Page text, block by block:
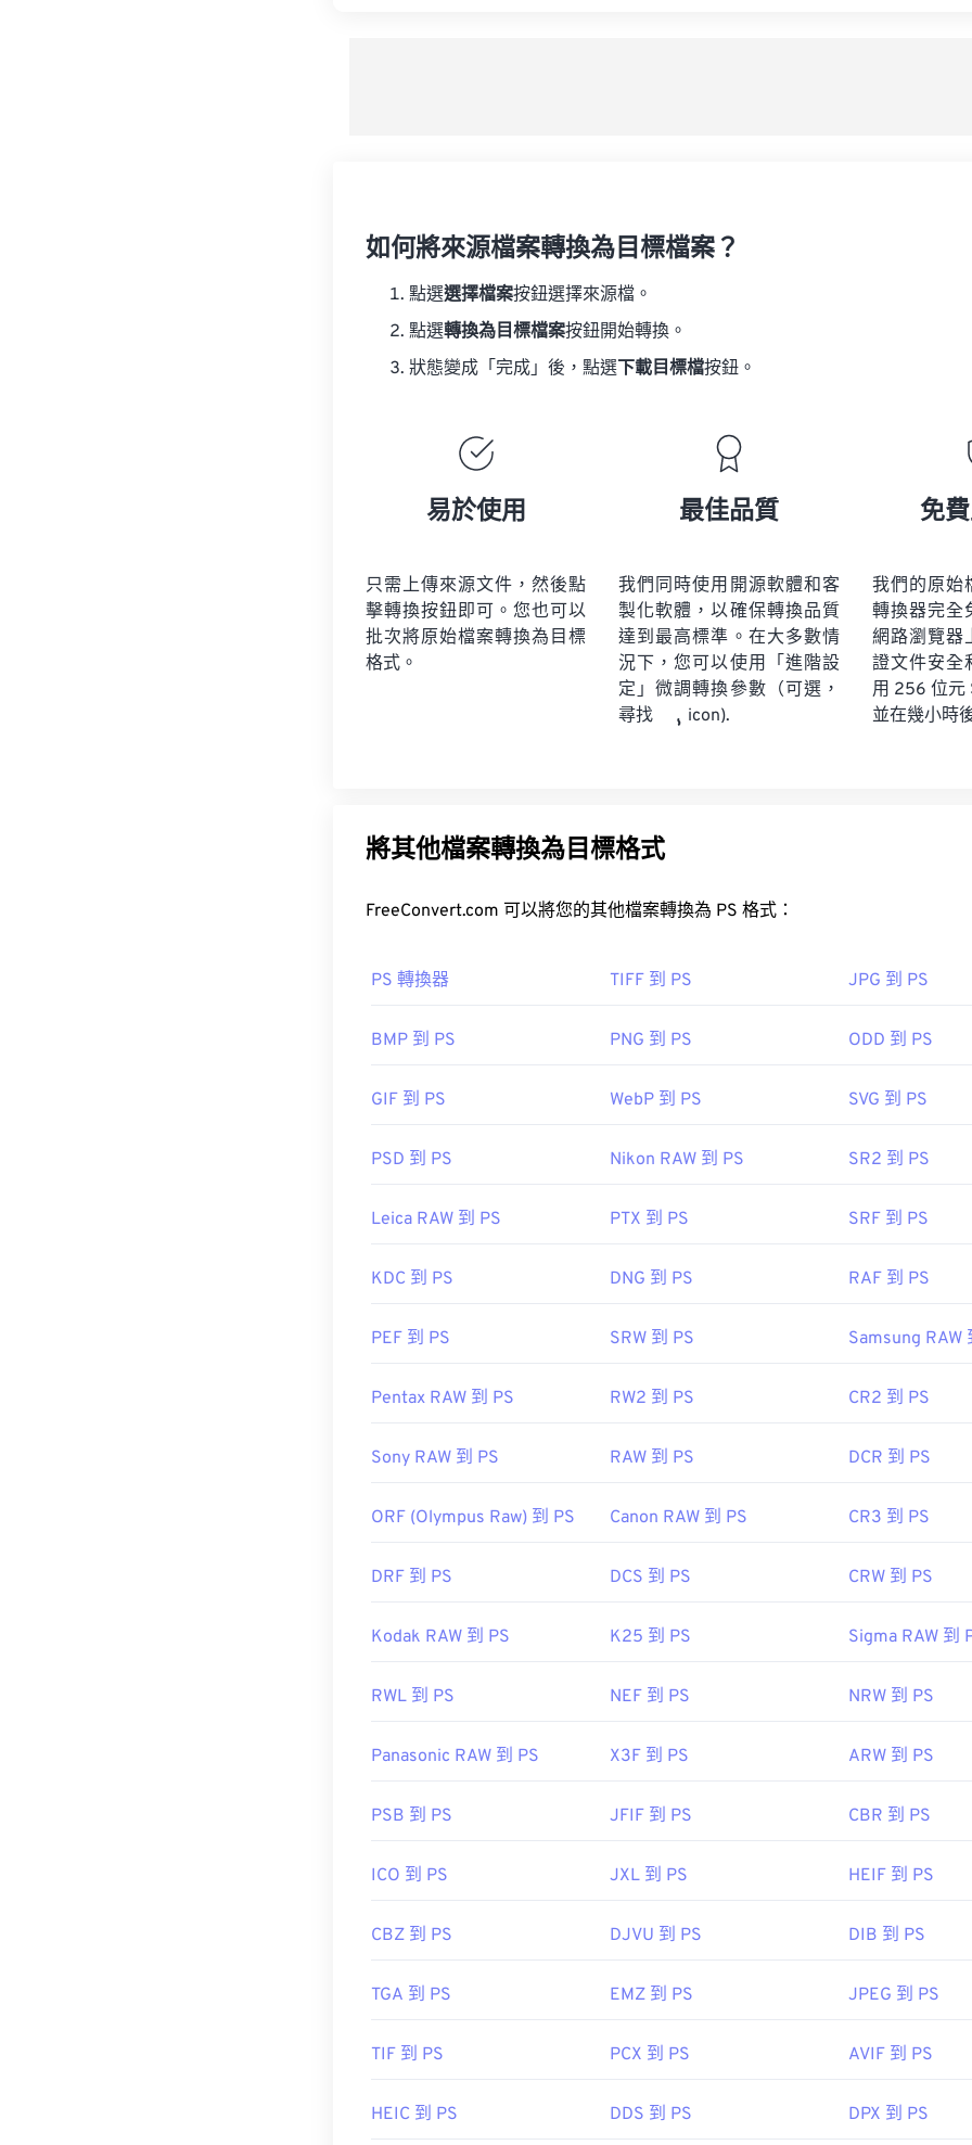
如何將來源檔案轉換為目標檔案？
點選選擇檔案按鈕選擇來源檔。
點選轉換為目標檔案按鈕開始轉換。
狀態變成「完成」後，點選 下載目標檔按鈕。
易於使用
只需上傳來源文件，然後點
擊轉換按鈕即可。您也可以
批次將原始檔案轉換為目標
格式。
最佳品質
我們同時使用開源軟體和客
製化軟體，以確保轉換品質
達到最高標準。在大多數情
況下，您可以使用「進階設
定」微調轉換參數（可選，
尋找
icon).
免
我們的原始
轉換器完全
網路瀏覽器
證文件安全
用 256 位元
並在幾小時
將其他檔案轉換為目標格式
FreeConvert.com 可以將您的其他檔案轉換為 PS 格式：
PS 轉換器 TIFF 到 PS JPG 到 PS
BMP 到 PS PNG 到 PS ODD 到 PS
GIF 到 PS WebP 到 PS SVG 到 PS
PSD 到 PS Nikon RAW 到 PS SR2 到 PS
Leica RAW 到 PS PTX 到 PS SRF 到 PS
KDC 到 PS DNG 到 PS RAF 到 PS
PEF 到 PS SRW 到 PS Samsung RAW
Pentax RAW 到 PS RW2 到 PS CR2 到 PS
Sony RAW 到 PS RAW 到 PS DCR 到 PS
ORF (Olympus Raw) 到 PS Canon RAW 到 PS CR3 到 PS
DRF 到 PS DCS 到 PS CRW 到 PS
Kodak RAW 到 PS K25 到 PS Sigma RAW 到
RWL 到 PS NEF 到 PS NRW 到 PS
Panasonic RAW 到 PS X3F 到 PS ARW 到 PS
PSB 到 PS JFIF 到 PS CBR 到 PS
ICO 到 PS JXL 到 PS HEIF 到 PS
CBZ 到 PS DJVU 到 PS DIB 到 PS
TGA 到 PS EMZ 到 PS JPEG 到 PS
TIF 到 PS PCX 到 PS AVIF 到 PS
HEIC 到 PS DDS 到 PS DPX 到 PS